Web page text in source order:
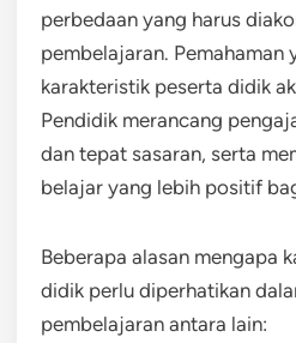
perbedaan yang harus
pembelajaran. Pemahaman
karakteristik peserta didik
Pendidik merancang
dan tepat sasaran, serta
belajar yang lebih positif
Beberapa alasan mengapa
didik perlu diperhatikan
pembelajaran antara lain: